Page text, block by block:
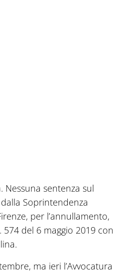
sentenza sul
Soprintendenza
per l’annullamento,
del 6 maggio 2019 con
ma ieri l’Avvocatura